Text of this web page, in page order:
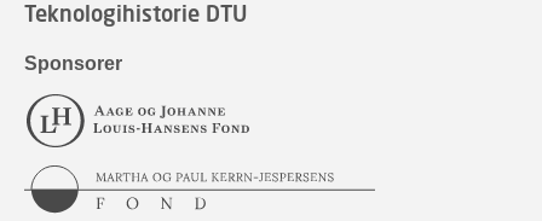
Teknologihistorie DTU
Sponsorer